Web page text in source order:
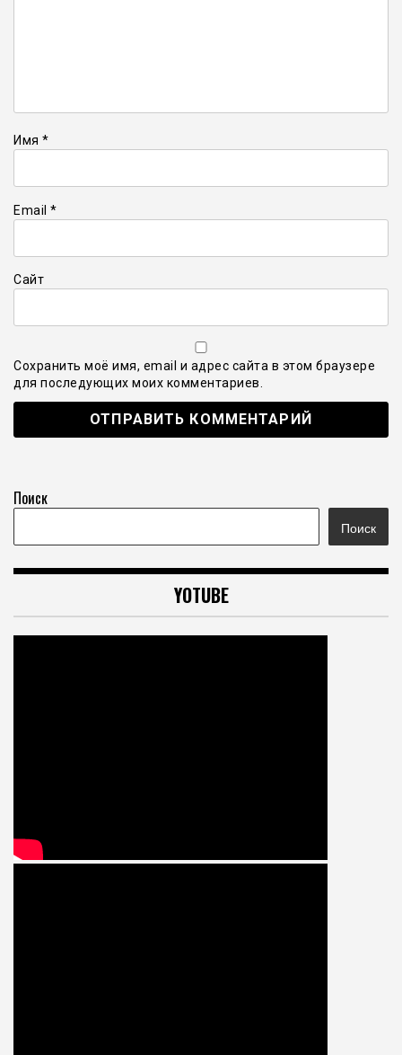
Имя *
Email *
Сайт
Сохранить моё имя, email и адрес сайта в этом браузере
для последующих моих комментариев.
Поиск
Поиск
YOTUBE